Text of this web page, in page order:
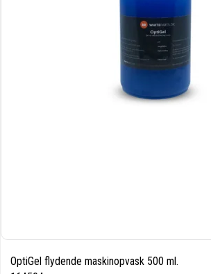
OptiGel flydende maskinopvask 500 ml.